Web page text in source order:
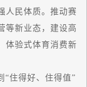
民体质。推动赛
等新业态，建设高
体验式体育消费新
住得好、住得值”